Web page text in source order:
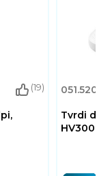
(19)
Tvrdi disk
HV300,